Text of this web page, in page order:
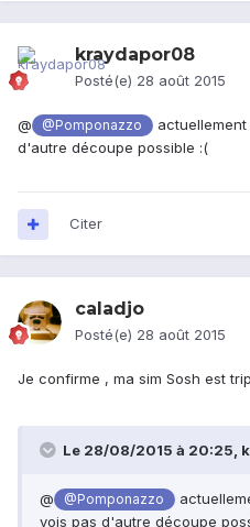
kraydapor08
Posté(e) 28 août 2015
@ @Pomponazzo
actuellement
d'autre découpe possible :(
Citer
caladjo
Posté(e) 28 août 2015
Je confirme , ma sim Sosh est
Le 28/08/2015 à 20:25,
@ @Pomponazzo
vois pas d'autre découpe